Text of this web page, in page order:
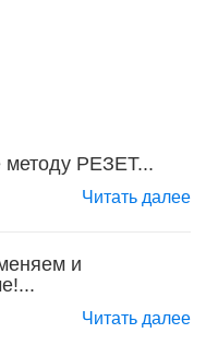
методу РЕЗЕТ...
Читать далее
и
Читать далее